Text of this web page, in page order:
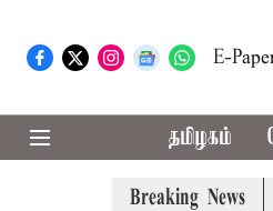
E-
தமிழகம்
Breaking News
எம்.பி.க்கள் கூட்டத்துக்கு